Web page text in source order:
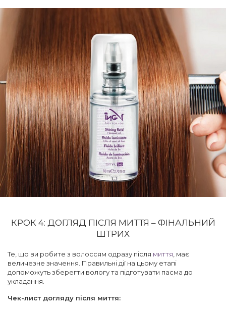
КРОК 4: ДОГЛЯД ПІСЛЯ МИТТЯ – ФІНАЛЬНИЙ
ШТРИХ
Те, що ви робите з волоссям одразу після миття , має
величезне значення. Правильні дії на цьому етапі
допоможуть зберегти вологу та підготувати пасма до
укладання.
Чек-лист догляду після миття: